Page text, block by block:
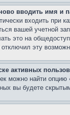
вводить имя и
входить при
вашей учетной
это на
отключил эту
активных
можно найти
вы будете